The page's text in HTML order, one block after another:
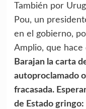
También por
Pou, un
en el gobierno,
Amplio, que hace
Barajan la carta
autoproclamado
fracasada.
de Estado